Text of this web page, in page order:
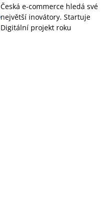
Česká e-commerce hledá své
největší inovátory. Startuje
Digitální projekt roku